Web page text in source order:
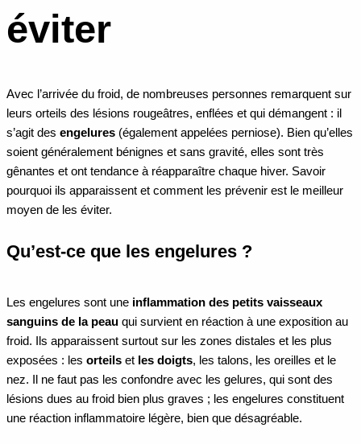
éviter
Avec l’arrivée du froid, de nombreuses personnes remarquent sur
leurs orteils des lésions rougeâtres, enflées et qui démangent : il
s’agit des engelures (également appelées perniose). Bien qu’elles
soient généralement bénignes et sans gravité, elles sont très
gênantes et ont tendance à réapparaître chaque hiver. Savoir
pourquoi ils apparaissent et comment les prévenir est le meilleur
moyen de les éviter.
Qu’est-ce que les engelures ?
Les engelures sont une inflammation des petits vaisseaux
sanguins de la peau qui survient en réaction à une exposition au
froid. Ils apparaissent surtout sur les zones distales et les plus
exposées : les orteils et les doigts, les talons, les oreilles et le
nez. Il ne faut pas les confondre avec les gelures, qui sont des
lésions dues au froid bien plus graves ; les engelures constituent
une réaction inflammatoire légère, bien que désagréable.